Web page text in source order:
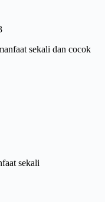
sekali dan cocok
sekali